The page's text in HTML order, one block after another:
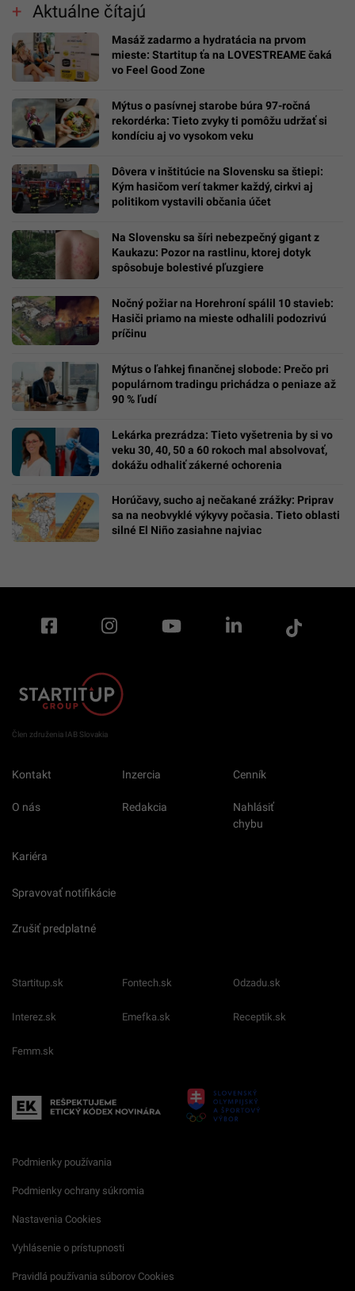
Aktuálne čítajú
Masáž zadarmo a hydratácia na prvom
mieste: Startitup ťa na LOVESTREAME čaká
vo Feel Good Zone
Mýtus o pasívnej starobe búra 97-ročná
rekordérka: Tieto zvyky ti pomôžu udržať si
kondíciu aj vo vysokom veku
Dôvera v inštitúcie na Slovensku sa štiepi:
Kým hasičom verí takmer každý, cirkvi aj
politikom vystavili občania účet
Na Slovensku sa šíri nebezpečný gigant z
Kaukazu: Pozor na rastlinu, ktorej dotyk
spôsobuje bolestivé pľuzgiere
Nočný požiar na Horehroní spálil 10 stavieb:
Hasiči priamo na mieste odhalili podozrivú
príčinu
Mýtus o ľahkej finančnej slobode: Prečo pri
populárnom tradingu prichádza o peniaze až
90 % ľudí
Lekárka prezrádza: Tieto vyšetrenia by si vo
veku 30, 40, 50 a 60 rokoch mal absolvovať,
dokážu odhaliť zákerné ochorenia
Horúčavy, sucho aj nečakané zrážky: Priprav
sa na neobvyklé výkyvy počasia. Tieto oblasti
silné El Niño zasiahne najviac
Člen združenia IAB Slovakia
Kontakt Inzercia Cenník
O nás Redakcia
Nahlásiť
chybu
Kariéra
Spravovať notifikácie
Zrušiť predplatné
Startitup.sk Fontech.sk Odzadu.sk
Interez.sk Emefka.sk Receptik.sk
Femm.sk
Podmienky používania
Podmienky ochrany súkromia
Nastavenia Cookies
Vyhlásenie o prístupnosti
Pravidlá používania súborov Cookies